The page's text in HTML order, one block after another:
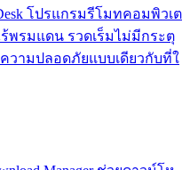
โปรแกรมรีโมทคอมพิวเต
พรมแดน รวดเร็มไม่มีกระตุ
ามปลอดภัยแบบเดียวกับที่ใ